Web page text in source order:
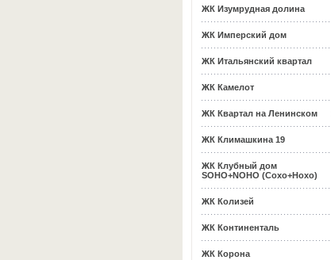
ЖК Изумрудная долина
ЖК Имперский дом
ЖК Итальянский квартал
ЖК Камелот
ЖК Квартал на Ленинском
ЖК Климашкина 19
ЖК Клубный дом
SOHO+NOHO (Сохо+Нохо)
ЖК Колизей
ЖК Континенталь
ЖК Корона